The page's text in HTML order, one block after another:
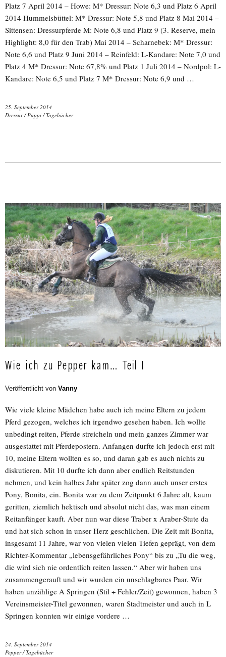
Platz 7 April 2014 – Howe: M* Dressur: Note 6,3 und Platz 6 April
2014 Hummelsbüttel: M* Dressur: Note 5,8 und Platz 8 Mai 2014 –
Sittensen: Dressurpferde M: Note 6,8 und Platz 9 (3. Reserve, mein
Highlight: 8,0 für den Trab) Mai 2014 – Scharnebek: M* Dressur:
Note 6,6 und Platz 9 Juni 2014 – Reinfeld: L-Kandare: Note 7,0 und
Platz 4 M* Dressur: Note 67,8% und Platz 1 Juli 2014 – Nordpol: L-
Kandare: Note 6,5 und Platz 7 M* Dressur: Note 6,9 und …
25. September 2014
Dressur/Püppi/Tagebücher
Wie ich zu Pepper kam… Teil I
Veröffentlicht von Vanny
Wie viele kleine Mädchen habe auch ich meine Eltern zu jedem
Pferd gezogen, welches ich irgendwo gesehen haben. Ich wollte
unbedingt reiten, Pferde streicheln und mein ganzes Zimmer war
ausgestattet mit Pferdepostern. Anfangen durfte ich jedoch erst mit
10, meine Eltern wollten es so, und daran gab es auch nichts zu
diskutieren. Mit 10 durfte ich dann aber endlich Reitstunden
nehmen, und kein halbes Jahr später zog dann auch unser erstes
Pony, Bonita, ein. Bonita war zu dem Zeitpunkt 6 Jahre alt, kaum
geritten, ziemlich hektisch und absolut nicht das, was man einem
Reitanfänger kauft. Aber nun war diese Traber x Araber-Stute da
und hat sich schon in unser Herz geschlichen. Die Zeit mit Bonita,
insgesamt 11 Jahre, war von vielen vielen Tiefen geprägt, von dem
Richter-Kommentar „lebensgefährliches Pony“ bis zu „Tu die weg,
die wird sich nie ordentlich reiten lassen.“ Aber wir haben uns
zusammengerauft und wir wurden ein unschlagbares Paar. Wir
haben unzählige A Springen (Stil + Fehler/Zeit) gewonnen, haben 3
Vereinsmeister-Titel gewonnen, waren Stadtmeister und auch in L
Springen konnten wir einige vordere …
24. September 2014
Pepper/Tagebücher